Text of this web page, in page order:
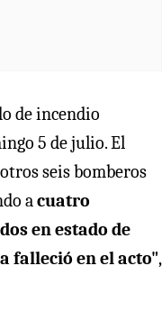
de incendio
5 de julio. El
seis bomberos
acuatro
en estado de
falleció en el acto",